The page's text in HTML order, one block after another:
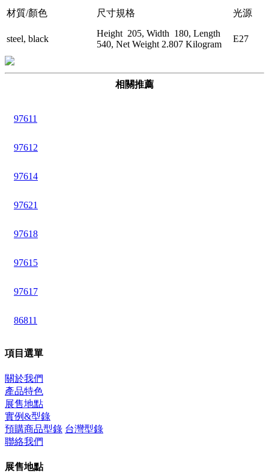
材質/顏色 尺寸規格 光源
steel, black
Height 205, Width 180, Length
540, Net Weight 2.807 Kilogram
E27
相關推薦
97611
97612
97614
97621
97618
97615
97617
86811
項目選單
關於我們
產品特色
展售地點
實例&型錄
預購商品型錄 台灣型錄
聯絡我們
展售地點